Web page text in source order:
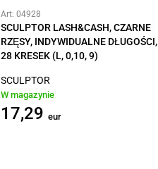
Art: 04928
SCULPTOR LASH&CASH, CZARNE
RZĘSY, INDYWIDUALNE DŁUGOŚCI,
28 KRESEK (L, 0,10, 9)
SCULPTOR
W magazynie
17,29 eur